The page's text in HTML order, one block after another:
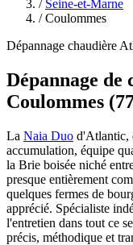
/ Seine-et-Marne
/ Coulommes
Dépannage chaudière
Dépannage
Coulommes
La Naia Duo d'Atlantic,
accumulation, équipe
la Brie boisée niché
presque entièrement
quelques fermes de
apprécié. Spécialiste
l'entretien dans tout ce
précis, méthodique et